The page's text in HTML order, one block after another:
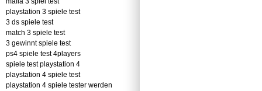
playstation 3 spiele test
3 ds spiele test
match 3 spiele test
3 gewinnt spiele test
ps4 spiele test 4players
spiele test playstation 4
playstation 4 spiele test
playstation 4 spiele tester werden